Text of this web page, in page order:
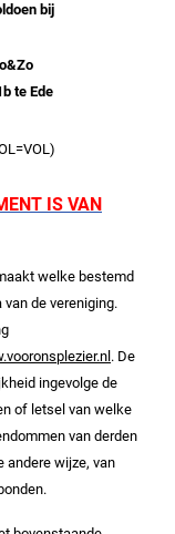
bij
te Ede
IS VAN
welke bestemd
de vereniging.
. De
ingevolge de
of letsel van welke
van derden
andere wijze, van